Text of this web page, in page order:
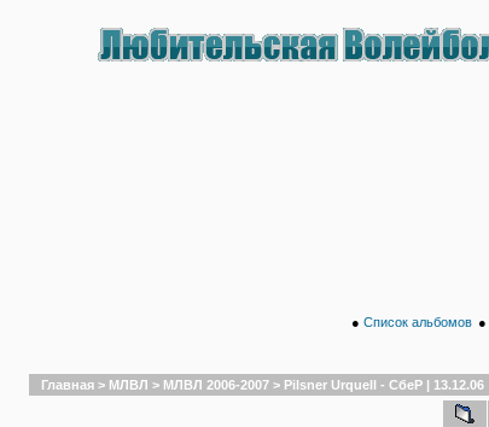
● Список альбомов ●
Главная > МЛВЛ > МЛВЛ 2006-2007 > Pilsner Urquell - СбеР | 13.12.06